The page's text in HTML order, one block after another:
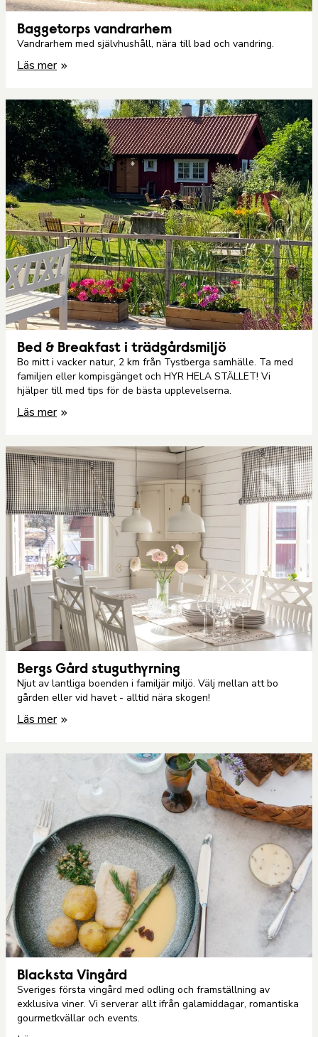
Baggetorps vandrarhem
Vandrarhem med självhushåll, nära till bad och vandring.
Läs mer
Bed & Breakfast i trädgårdsmiljö
Bo mitt i vacker natur, 2 km från Tystberga samhälle. Ta med
familjen eller kompisgänget och HYR HELA STÄLLET! Vi
Läs mer
Bergs Gård stuguthyrning
Njut av lantliga boenden i familjär miljö. Välj mellan att bo
gården eller vid havet - alltid nära skogen!
Läs mer
Blacksta Vingård
Sveriges första vingård med odling och framställning av
exklusiva viner. Vi serverar allt ifrån galamiddagar, romantiska
gourmetkvällar och events.